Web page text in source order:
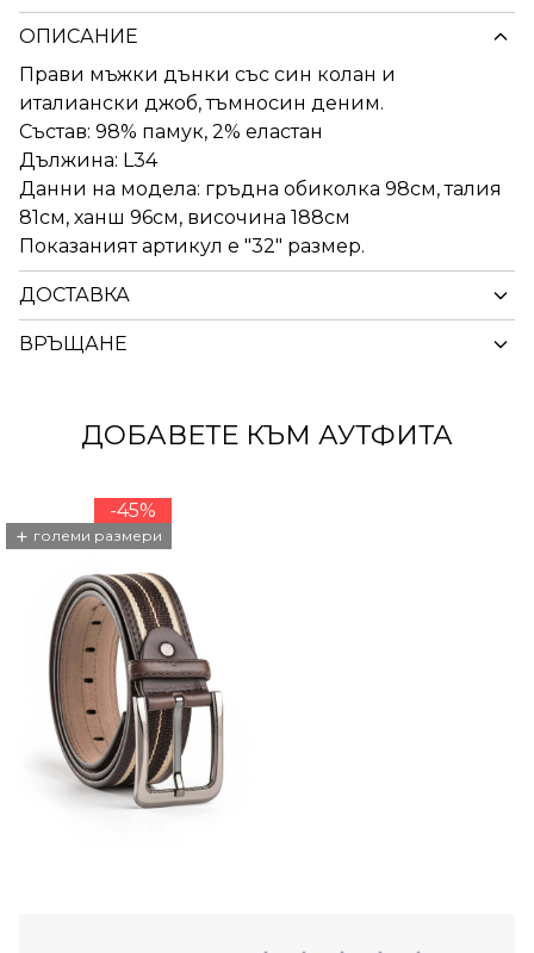
ОПИСАНИЕ
Прави мъжки дънки със син колан и
италиански джоб, тъмносин деним.
Състав: 98% памук, 2% еластан
Дължина: L34
Данни на модела: гръдна обиколка 98см, талия
81см, ханш 96см, височина 188см
Показаният артикул е "32" размер.
ДОСТАВКА
ВРЪЩАНЕ
ДОБАВЕТЕ КЪМ АУТФИТА
-45%
+ големи размери